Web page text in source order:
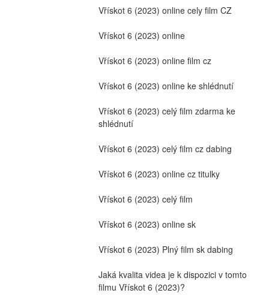
Vřískot 6 (2023) online cely film CZ
Vřískot 6 (2023) online
Vřískot 6 (2023) online film cz
Vřískot 6 (2023) online ke shlédnutí
Vřískot 6 (2023) celý film zdarma ke
shlédnutí
Vřískot 6 (2023) celý film cz dabing
Vřískot 6 (2023) online cz titulky
Vřískot 6 (2023) celý film
Vřískot 6 (2023) online sk
Vřískot 6 (2023) Plný film sk dabing
Jaká kvalita videa je k dispozici v tomto
filmu Vřískot 6 (2023)?